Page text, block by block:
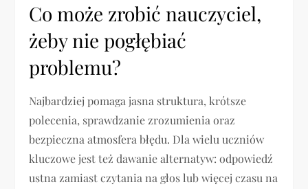
Co może zrobić nauczyciel,
żeby nie pogłębiać
problemu?
Najbardziej pomaga jasna struktura, krótsze
polecenia, sprawdzanie zrozumienia oraz
bezpieczna atmosfera błędu. Dla wielu uczniów
kluczowe jest też dawanie alternatyw: odpowiedź
ustna zamiast czytania na głos lub więcej czasu na